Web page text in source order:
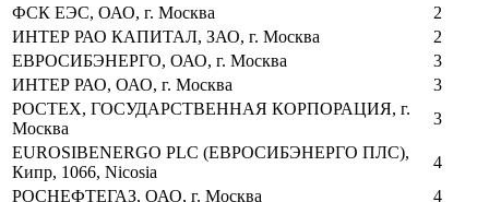
ФСК ЕЭС, ОАО, г. Москва
2
ИНТЕР РАО КАПИТАЛ, ЗАО, г. Москва
2
ЕВРОСИБЭНЕРГО, ОАО, г. Москва
3
ИНТЕР РАО, ОАО, г. Москва
3
РОСТЕХ, ГОСУДАРСТВЕННАЯ КОРПОРАЦИЯ, г.
Москва
3
EUROSIBENERGO PLC (ЕВРОСИБЭНЕРГО ПЛС),
Кипр, 1066, Nicosia
4
РОСНЕФТЕГАЗ, ОАО, г. Москва
4